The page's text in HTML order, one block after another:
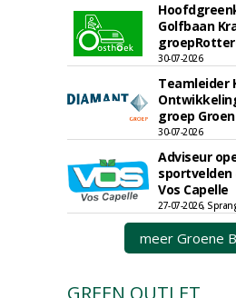
Golfbaan
30-07-2026
Teamleider
groep
30-07-2026
Adviseur
Vos Capelle
27-07-2026,
meer Groene
GREEN OUTLET